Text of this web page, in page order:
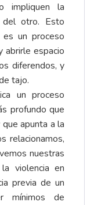
impliquen la
del otro. Esto
un proceso
abrirle espacio
diferendos, y
tajo.
un proceso
profundo que
apunta a la
relacionamos,
nuestras
violencia en
previa de un
mínimos de